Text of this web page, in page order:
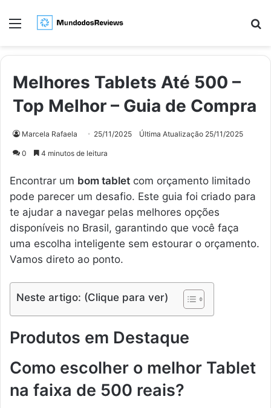
Menu
Melhores Tablets Até 500 –
Top Melhor – Guia de Compra
Marcela Rafaela 25/11/2025 Última Atualização 25/11/2025
0 4 minutos de leitura
Encontrar um bom tablet com orçamento limitado
pode parecer um desafio. Este guia foi criado para
te ajudar a navegar pelas melhores opções
disponíveis no Brasil, garantindo que você faça
uma escolha inteligente sem estourar o orçamento.
Vamos direto ao ponto.
Neste artigo: (Clique para ver)
Produtos em Destaque
Como escolher o melhor Tablet
na faixa de 500 reais?